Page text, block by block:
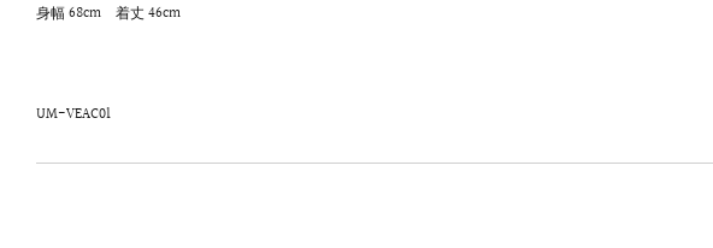
身幅 68cm 着丈 46cm
UM-VEAC01